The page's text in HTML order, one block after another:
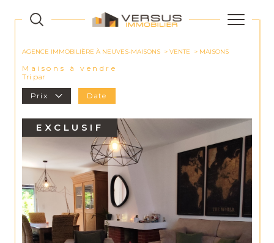
AGENCE IMMOBILIÈRE À NEUVES-MAISONS VENTE MAISONS
Maisons à vendre
Tri par
Prix Date
EXCLUSIF